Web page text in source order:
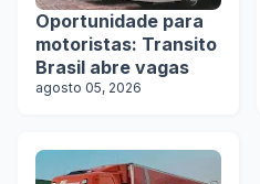
Oportunidade para
motoristas: Transito
Brasil abre vagas
agosto 05, 2026